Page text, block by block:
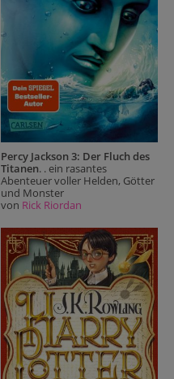
Percy Jackson 3: Der Fluch des
Titanen. . ein rasantes
Abenteuer voller Helden, Götter
und Monster
von Rick Riordan